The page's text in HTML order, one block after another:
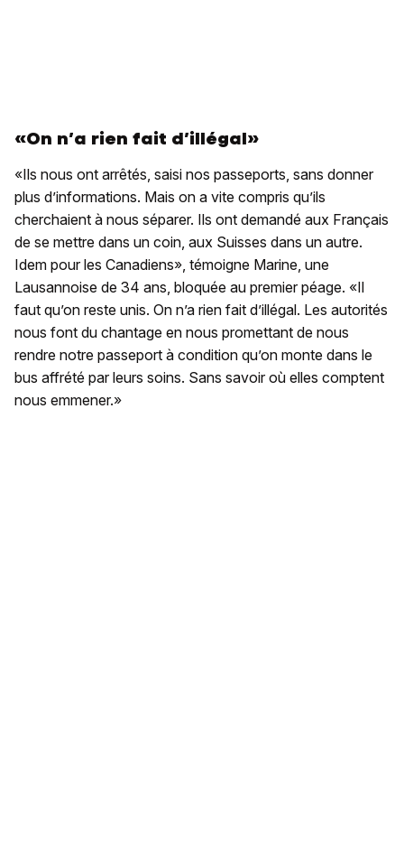
«On n’a rien fait d’illégal»
«Ils nous ont arrêtés, saisi nos passeports, sans donner
plus d’informations. Mais on a vite compris qu’ils
cherchaient à nous séparer. Ils ont demandé aux Français
de se mettre dans un coin, aux Suisses dans un autre.
Idem pour les Canadiens», témoigne Marine, une
Lausannoise de 34 ans, bloquée au premier péage. «Il
faut qu’on reste unis. On n’a rien fait d’illégal. Les autorités
nous font du chantage en nous promettant de nous
rendre notre passeport à condition qu’on monte dans le
bus affrété par leurs soins. Sans savoir où elles comptent
nous emmener.»